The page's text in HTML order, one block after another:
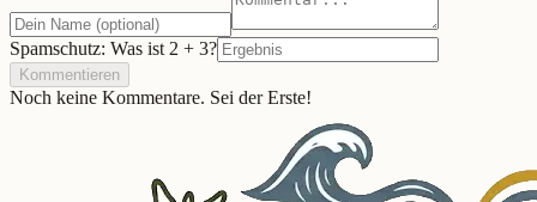
Spamschutz: Was ist 2 + 3?
Kommentieren
Noch keine Kommentare. Sei der Erste!